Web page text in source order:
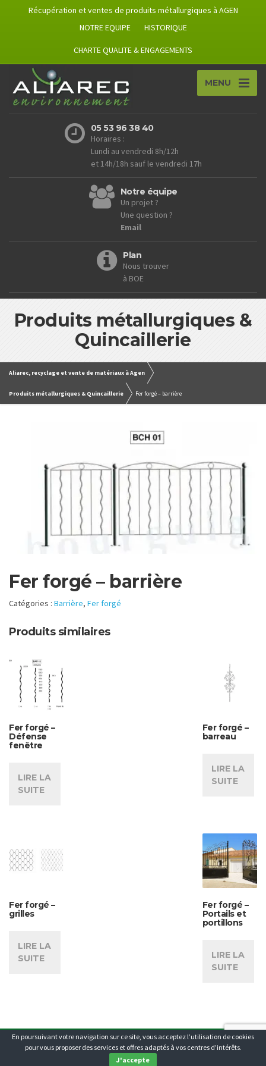
Récupération et ventes de produits métallurgiques à AGEN
NOTRE EQUIPE
HISTORIQUE
CHARTE QUALITE & ENGAGEMENTS
MENU
05 53 96 38 40
Horaires :
Lundi au vendredi 8h/12h
et 14h/18h sauf le vendredi 17h
Notre équipe
Un projet ?
Une question ?
Email
Plan
Nous trouver
à BOE
Produits métallurgiques &
Quincaillerie
Aliarec, recyclage et vente de matériaux à Agen
Produits métallurgiques & Quincaillerie Fer forgé – barrière
Fer forgé – barrière
Catégories : Barrière, Fer forgé
Produits similaires
Fer forgé –
Défense
fenêtre
LIRE LA
SUITE
Fer forgé –
barreau
LIRE LA
SUITE
Fer forgé –
grilles
LIRE LA
SUITE
Fer forgé –
Portails et
portillons
LIRE LA
SUITE
NOTRE EQUIPE HISTORIQUE
CHARTE QUALITE & ENGAGEMENTS
© 2015
En poursuivant votre navigation sur ce site, vous acceptez l’utilisation de cookies
pour vous proposer des services et offres adaptés à vos centres d’intérêts.
J'accepte